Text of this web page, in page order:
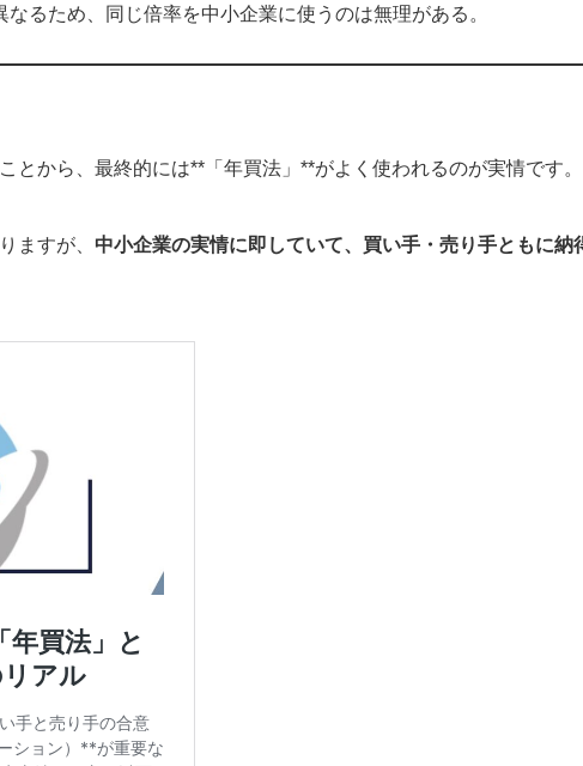
るため、同じ倍率を中小企業に使うのは無理がある。
とから、最終的には**「年買法」**がよく使われるのが実情です。
ますが、 中小企業の実情に即していて、買い手・売り手ともに納